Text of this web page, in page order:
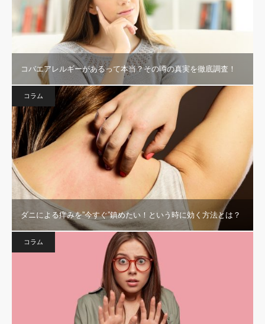
コバエアレルギーがあるって本当？その噂の真実を徹底調査！
コラム
ダニによる痒みを”今すぐ”鎮めたい！という時に効く方法とは？
コラム